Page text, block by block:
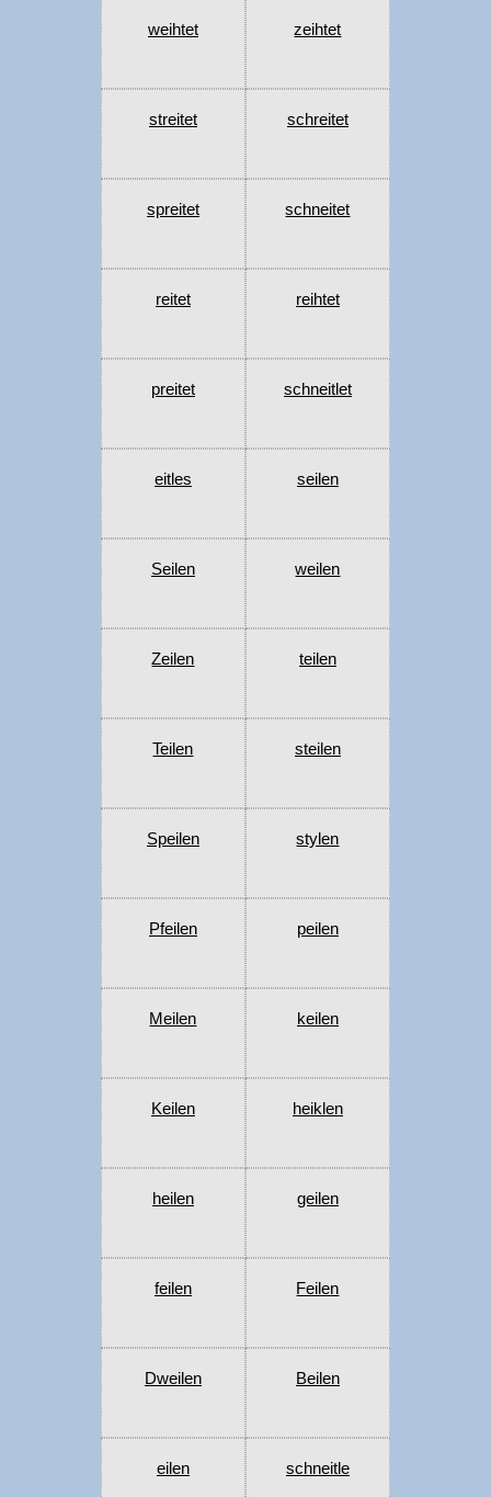
weihtet zeihtet
streitet schreitet
spreitet schneitet
reitet reihtet
preitet schneitlet
eitles seilen
Seilen weilen
Zeilen teilen
Teilen steilen
Speilen stylen
Pfeilen peilen
Meilen keilen
Keilen heiklen
heilen geilen
feilen Feilen
Dweilen Beilen
eilen schneitle